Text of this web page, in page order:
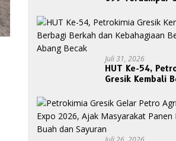
Upaya Evakuasi
Juli 31, 2026
HUT Ke-54,
Gresik Kembali
Bersama Abang